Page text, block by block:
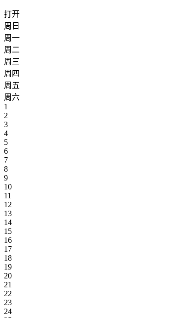
打开
周日
周一
周二
周三
周四
周五
周六
1
2
3
4
5
6
7
8
9
10
11
12
13
14
15
16
17
18
19
20
21
22
23
24